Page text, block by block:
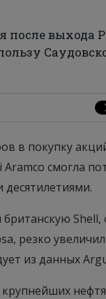
выхода
в покупку
смогла
десятилетиями.
Shell,
резко
из данных